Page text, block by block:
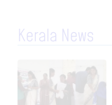
Kerala News